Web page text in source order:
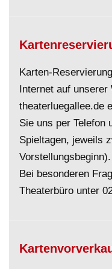
Karten-
Internet auf unserer
theaterluegallee.de
Sie uns per Telefon
Spieltagen, jeweils
Vorstellungsbeginn).
Bei besonderen
Theaterbüro unter